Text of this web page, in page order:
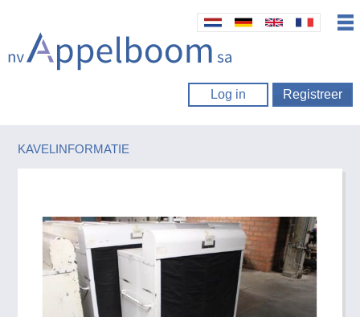
Log in Registreer
KAVELINFORMATIE